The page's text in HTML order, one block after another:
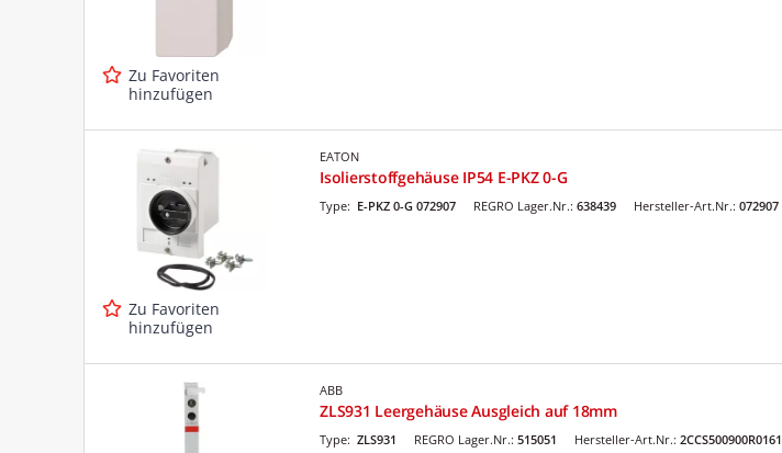
Zu Favoriten
hinzufügen
Zu Favoriten
hinzufügen
EATON
Isolierstoffgehäuse IP54 E-PKZ 0-G
REGRO Lager.Nr.: 638439
Type: E-PKZ 0-G 072907 Hersteller-Art.Nr.: 072907
ABB
ZLS931 Leergehäuse Ausgleich auf 18mm
REGRO Lager.Nr.: 515051
Type: ZLS931 Hersteller-Art.Nr.: 2CCS500900R0161